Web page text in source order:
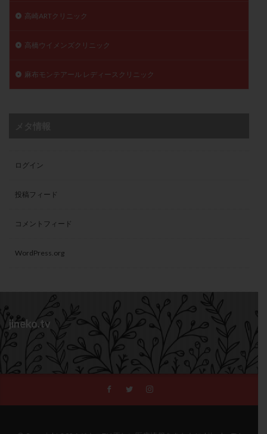
高崎ARTクリニック
高橋ウイメンズクリニック
麻布モンテアール レディースクリニック
ログイン
投稿フィード
コメントフィード
WordPress.org
jineko.tv